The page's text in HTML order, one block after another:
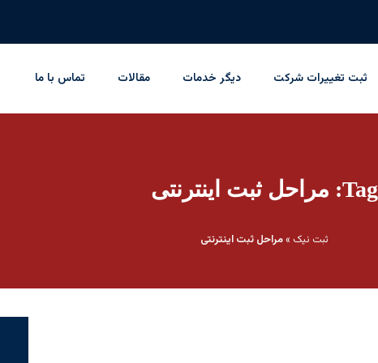
ثبت تغییرات شرکت دیگر خدمات مقالات تماس با ما
Tag: مراحل ثبت اینترنتی
ثبت نیک »مراحل ثبت اینترنتی